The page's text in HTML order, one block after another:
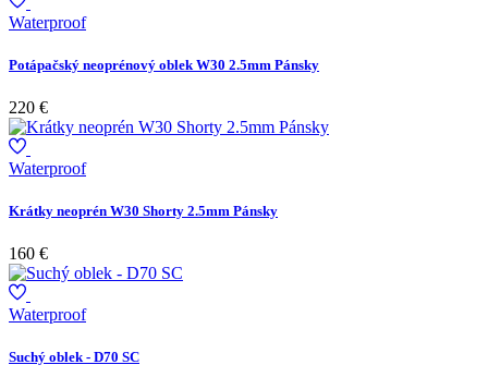
Waterproof
Potápačský neoprénový oblek W30 2.5mm Pánsky
220 €
Waterproof
Krátky neoprén W30 Shorty 2.5mm Pánsky
160 €
Waterproof
Suchý oblek - D70 SC